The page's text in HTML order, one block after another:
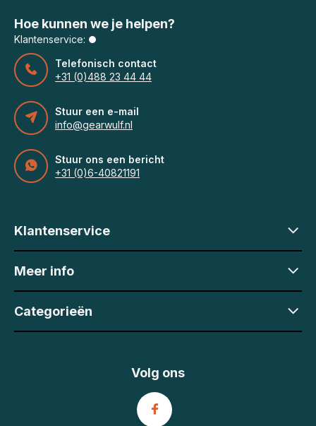
Hoe kunnen we je helpen?
Klantenservice:
Telefonisch contact
+31 (0)488 23 44 44
Stuur een e-mail
info@gearwulf.nl
Stuur ons een bericht
+31 (0)6-40821191
Klantenservice
Meer info
Categorieën
Volg ons